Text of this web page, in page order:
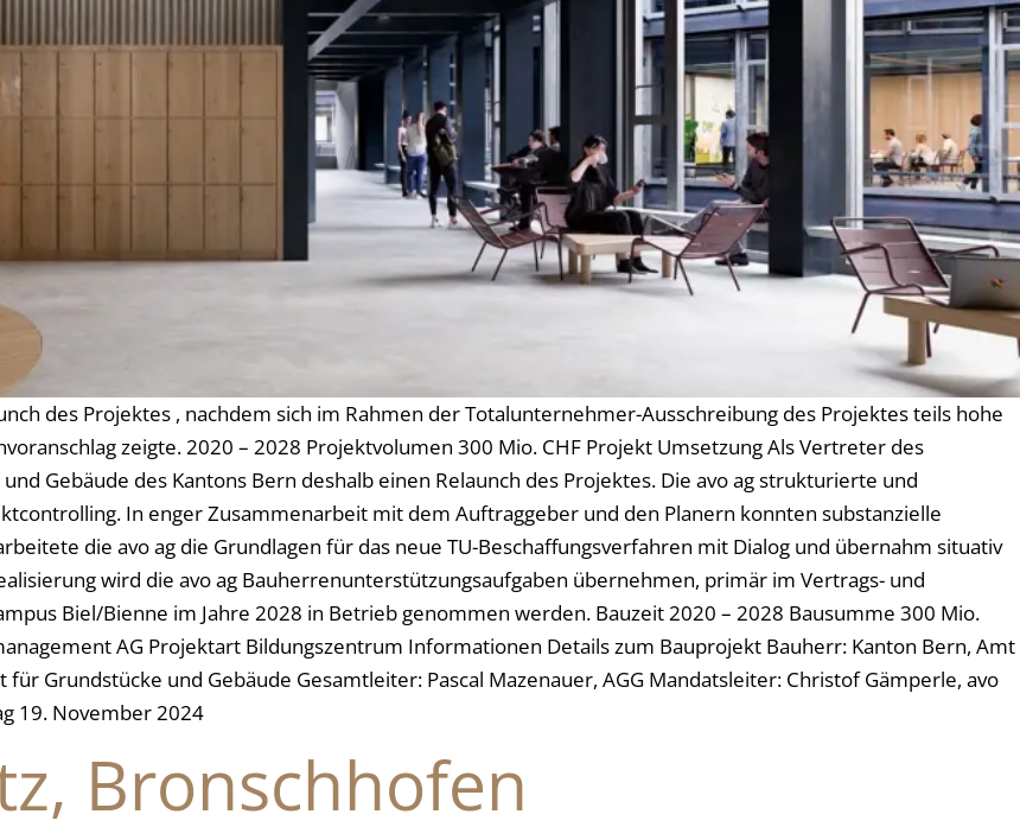
des Projektes , nachdem sich im Rahmen der Totalunternehmer-Ausschreibung des Projektes teils hohe
zeigte. 2020 – 2028 Projektvolumen 300 Mio. CHF Projekt Umsetzung Als Vertreter des
Gebäude des Kantons Bern deshalb einen Relaunch des Projektes. Die avo ag strukturierte und
In enger Zusammenarbeit mit dem Auftraggeber und den Planern konnten substanzielle
die avo ag die Grundlagen für das neue TU-Beschaffungsverfahren mit Dialog und übernahm situativ
wird die avo ag Bauherrenunterstützungsaufgaben übernehmen, primär im Vertrags- und
Biel/Bienne im Jahre 2028 in Betrieb genommen werden. Bauzeit 2020 – 2028 Bausumme 300 Mio.
AG Projektart Bildungszentrum Informationen Details zum Bauprojekt Bauherr: Kanton Bern, Amt
Grundstücke und Gebäude Gesamtleiter: Pascal Mazenauer, AGG Mandatsleiter: Christof Gämperle, avo
19. November 2024
Bronschhofen